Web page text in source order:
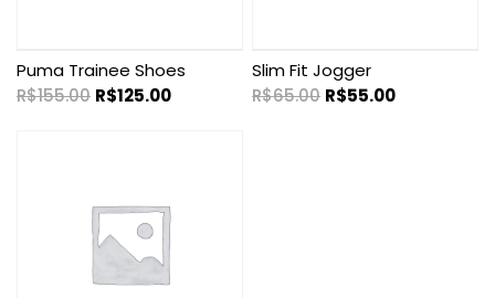
Puma Trainee Shoes
R$155.00 R$125.00
Slim Fit Jogger
R$65.00 R$55.00